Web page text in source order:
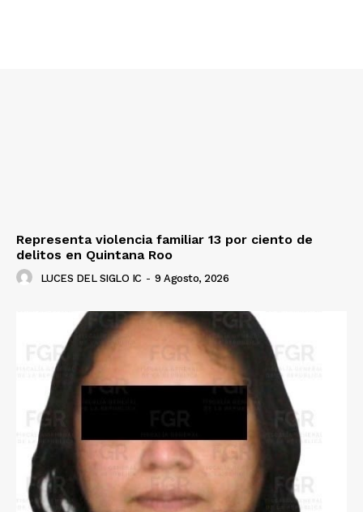
Representa violencia familiar 13 por ciento de
delitos en Quintana Roo
LUCES DEL SIGLO IC - 9 Agosto, 2026